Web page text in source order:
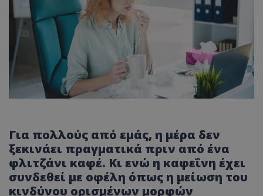
Για πολλούς από εμάς, η μέρα δεν
ξεκινάει πραγματικά πριν από ένα
φλιτζάνι καφέ. Κι ενώ η καφεΐνη έχει
συνδεθεί με οφέλη όπως η μείωση του
κινδύνου ορισμένων μορφών